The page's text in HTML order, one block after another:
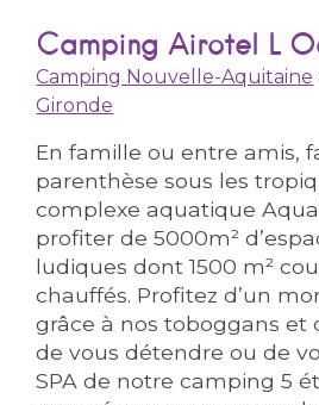
Camping Airotel L
Camping Nouvelle-Aquitaine
Gironde
En famille ou entre amis,
parenthèse sous les
complexe aquatique
profiter de 5000m²
ludiques dont 1500 m²
chauffés. Profitez d’un
grâce à nos toboggans et
de vous détendre ou de
SPA de notre camping 5